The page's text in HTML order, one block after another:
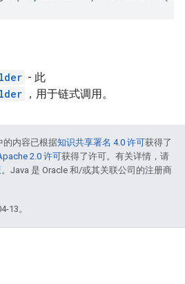
- 此
，用于链式调用。
的内容已根据知识共享署名 4.0 许可获得了
2.0 许可获得了许可。有关详情，请
。Java 是 Oracle 和/或其关联公司的注册商
13。